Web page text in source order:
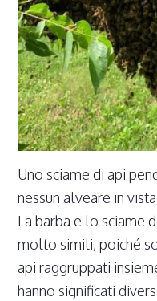
Uno sciame di api
nessun alveare in
La barba e lo sciame
molto simili, poiché
api raggruppati
hanno significati